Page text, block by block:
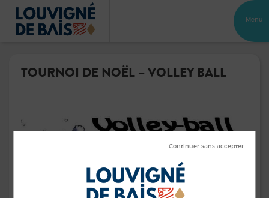
Menu
TOURNOI DE NOËL – VOLLEY BALL